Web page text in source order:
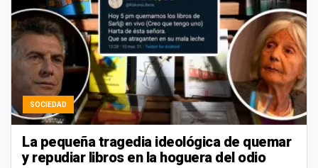
SOCIEDAD
La pequeña tragedia ideológica de quemar
y repudiar libros en la hoguera del odio